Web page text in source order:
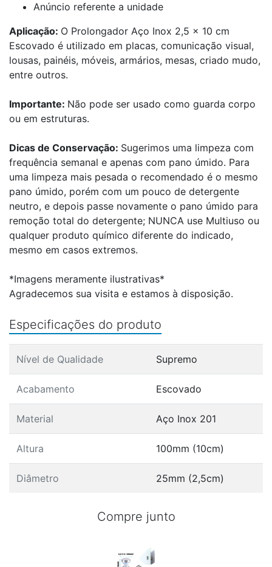
Anúncio referente a unidade
Aplicação: O Prolongador Aço Inox 2,5 x 10 cm
Escovado é utilizado em placas, comunicação visual,
lousas, painéis, móveis, armários, mesas, criado mudo,
entre outros.
Importante: Não pode ser usado como guarda corpo
ou em estruturas.
Dicas de Conservação: Sugerimos uma limpeza com
frequência semanal e apenas com pano úmido. Para
uma limpeza mais pesada o recomendado é o mesmo
pano úmido, porém com um pouco de detergente
neutro, e depois passe novamente o pano úmido para
remoção total do detergente; NUNCA use Multiuso ou
qualquer produto químico diferente do indicado,
mesmo em casos extremos.
*Imagens meramente ilustrativas*
Agradecemos sua visita e estamos à disposição.
Especificações do produto
Nível de Qualidade Supremo
Acabamento Escovado
Material Aço Inox 201
Altura 100mm (10cm)
Diâmetro 25mm (2,5cm)
Compre junto